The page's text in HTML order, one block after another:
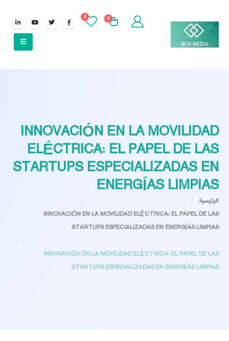
0
0
INNOVACIÓN EN LA MOVILIDAD
ELÉCTRICA: EL PAPEL DE LAS
STARTUPS ESPECIALIZADAS EN
ENERGÍAS LIMPIAS
الرئيسية
INNOVACIÓN EN LA MOVILIDAD ELÉCTRICA: EL PAPEL DE LAS
STARTUPS ESPECIALIZADAS EN ENERGÍAS LIMPIAS
INNOVACIÓN EN LA MOVILIDAD ELÉCTRICA: EL PAPEL DE LAS
STARTUPS ESPECIALIZADAS EN ENERGÍAS LIMPIAS